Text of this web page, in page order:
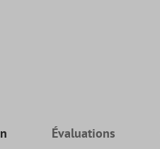
Évaluations